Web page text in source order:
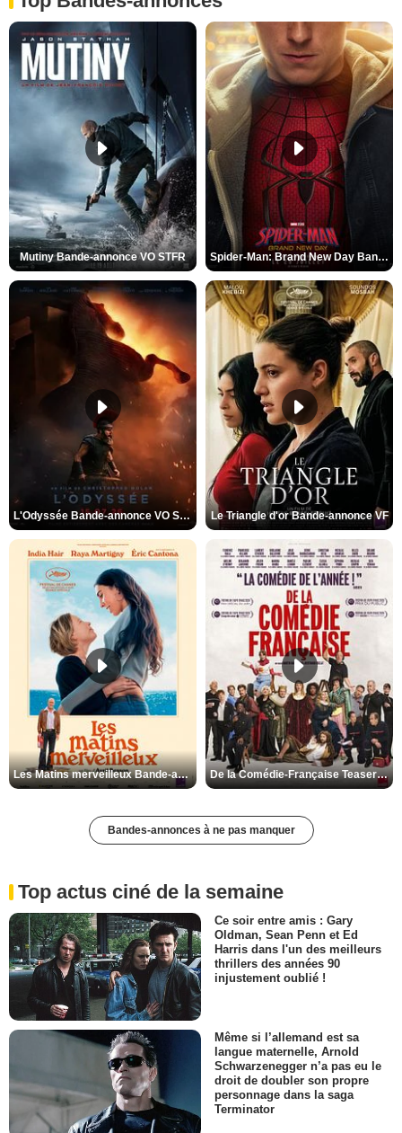
Mutiny Bande-annonce VO STFR Spider-Man: Brand New Day Bande-annonce VO STFR
L'Odyssée Bande-annonce VO STFR Le Triangle d'or Bande-annonce VF
Les Matins merveilleux Bande-annonce VF De la Comédie-Française Teaser VF
Bandes-annonces à ne pas manquer
Top actus ciné de la semaine
Ce soir entre amis : Gary
Oldman, Sean Penn et Ed
Harris dans l'un des meilleurs
thrillers des années 90
injustement oublié !
Même si l’allemand est sa
langue maternelle, Arnold
Schwarzenegger n’a pas eu le
droit de doubler son propre
personnage dans la saga
Terminator